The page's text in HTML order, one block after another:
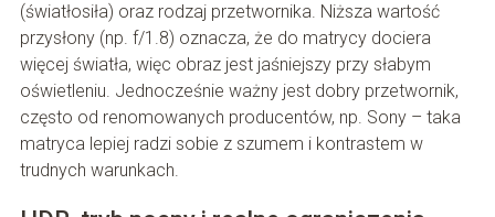
(światłosiła) oraz rodzaj przetwornika. Niższa wartość
przysłony (np. f/1.8) oznacza, że do matrycy dociera
więcej światła, więc obraz jest jaśniejszy przy słabym
oświetleniu. Jednocześnie ważny jest dobry przetwornik,
często od renomowanych producentów, np. Sony – taka
matryca lepiej radzi sobie z szumem i kontrastem w
trudnych warunkach.